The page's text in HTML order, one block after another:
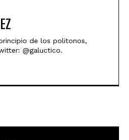
de los politonos,
@galuctico.